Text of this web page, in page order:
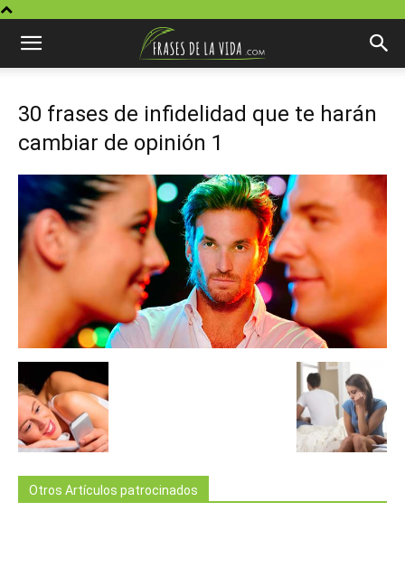
30 frases de infidelidad que te harán
cambiar de opinión 1
Otros Artículos patrocinados